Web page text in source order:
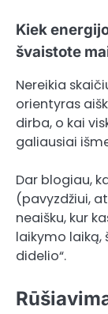
Kiek
švaistote
Nereikia
orientyras
dirba, o kai
galiausiai
Dar blogiau,
(pavyzdžiui,
neaišku, kur
laikymo laiką,
didelio“.